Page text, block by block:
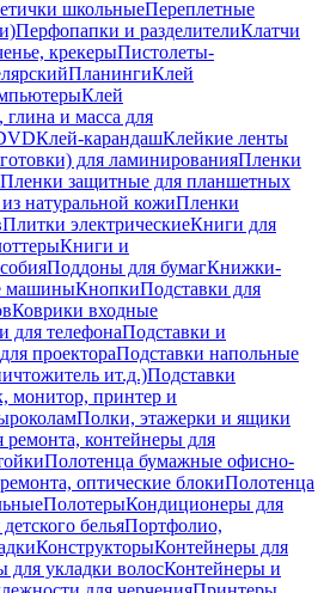
школьныеПереплетные
Перфопапки и разделителиКлатчи
крекерыПистолеты-
ПланингиКлей
Клей
и масса для
Клей-карандашКлейкие ленты
для ламинированияПленки
Пленки защитные для планшетных
натуральной кожиПленки
Плитки электрическиеКниги для
Книги и
Поддоны для бумагКнижки-
машиныКнопкиПодставки для
Коврики входные
для телефонаПодставки и
проектораПодставки напольные
ит.д.)Подставки
монитор, принтер и
Полки, этажерки и ящики
контейнеры для
Полотенца бумажные офисно-
оптические блокиПолотенца
ПолотерыКондиционеры для
бельяПортфолио,
КонструкторыКонтейнеры для
для укладки волосКонтейнеры и